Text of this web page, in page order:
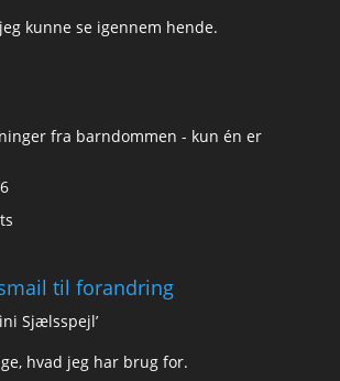
kunne se igennem hende.
fra barndommen - kun én er
til forandring
Sjælsspejl’
hvad jeg har brug for.